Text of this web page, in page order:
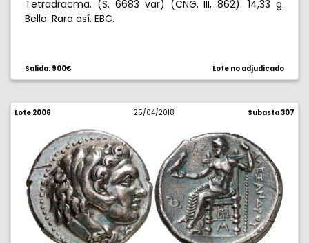
Tetradracma. (S. 6683 var) (CNG. III, 862). 14,33 g.
Bella. Rara así. EBC.
Salida: 900€ Lote no adjudicado
Lote 2006 25/04/2018 Subasta 307